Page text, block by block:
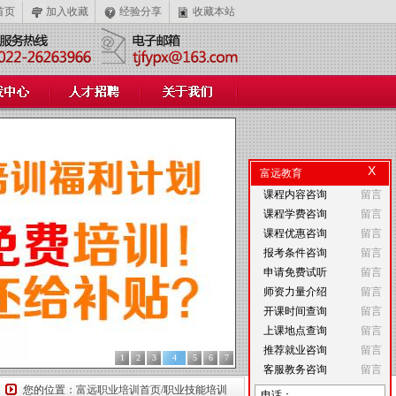
收藏本站
经验分享
加入收藏
页
1 2 3 4 5 6 7
您的位置： 富远职业培训首页/职业技能培训
X
富远教育
留言
课程内容咨询
留言
课程学费咨询
留言
课程优惠咨询
留言
报考条件咨询
留言
申请免费试听
留言
师资力量介绍
留言
开课时间查询
留言
上课地点查询
留言
推荐就业咨询
留言
客服教务咨询